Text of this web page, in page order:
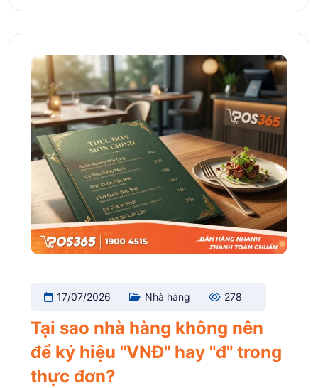
17/07/2026 Nhà hàng 278
Tại sao nhà hàng không nên
để ký hiệu "VNĐ" hay "đ" trong
thực đơn?